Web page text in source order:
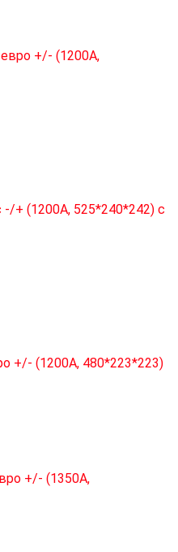
+/- (1200A,
+ (1200A, 525*240*242) с
+/- (1200A, 480*223*223)
+/- (1350A,